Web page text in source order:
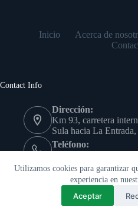
Utilizamos cookies para garantizar
experiencia en
Aceptar
Inicio Acerca de
Contact Info
Dirección:
Km 93, carretera
Sula hacia La
Teléfono:
Copyright © - Cooperativa
Limitada